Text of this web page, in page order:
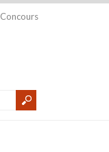
Concours